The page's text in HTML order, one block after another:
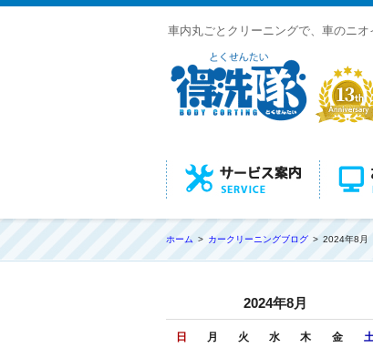
車内丸ごとクリーニングで、車のニ
ホーム カークリーニングブログ 2024年8月
2024年8月
日 月 火 水 木 金